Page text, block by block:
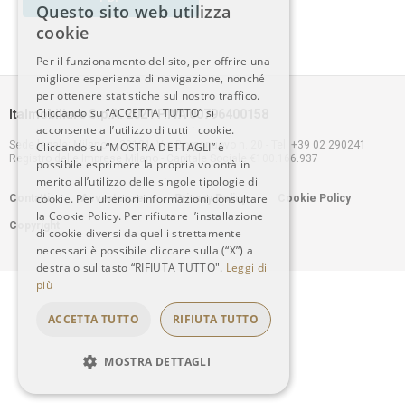
Italmobiliare S.p.A. 2021 P.IVA 00796400158
Sede legale: Milano – 20121, Via Borgonuovo n. 20 - Tel. +39 02 290241
Registro delle Imprese Milano - Capitale Sociale €100.166.937
Footer
menu
Contatti Avvertenze Privacy Policy Cookie Policy
Copyright
ENGLISH
Questo sito web utilizza
cookie
Per il funzionamento del sito, per offrire una
migliore esperienza di navigazione, nonché
per ottenere statistiche sul nostro traffico.
Cliccando su “ACCETTA TUTTO” si
acconsente all’utilizzo di tutti i cookie.
Cliccando su “MOSTRA DETTAGLI” è
possibile esprimere la propria volontà in
merito all’utilizzo delle singole tipologie di
cookie. Per ulteriori informazioni consultare
la Cookie Policy. Per rifiutare l’installazione
di cookie diversi da quelli strettamente
necessari è possibile cliccare sulla (“X”) a
destra o sul tasto “RIFIUTA TUTTO". Leggi di
più
ACCETTA TUTTO RIFIUTA TUTTO
MOSTRA DETTAGLI